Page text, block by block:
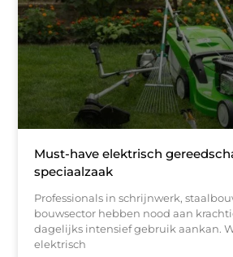
Must-have elektrisch
speciaalzaak
Professionals in schrijnwerk,
bouwsector hebben nood aan
dagelijks intensief gebruik aankan.
elektrisch